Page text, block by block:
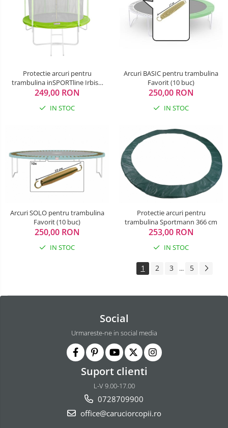
Protectie arcuri pentru
trambulina inSPORTline Irbiso
305 cm
249,00 RON
IN STOC
Arcuri BASIC pentru trambulina
Favorit (10 buc)
250,00 RON
IN STOC
Arcuri SOLO pentru trambulina
Favorit (10 buc)
250,00 RON
IN STOC
Protectie arcuri pentru
trambulina Sportmann 366 cm
253,00 RON
IN STOC
1 2 3 ... 5
Social
Urmareste-ne in social media
Suport clienti
L-V 9.00-17.00
0728709900
office@caruciorcopii.ro